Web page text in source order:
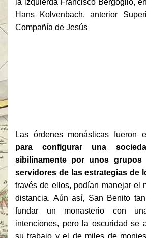
la izquierda Francisco Bérgoglio,
Hans Kolvenbach, anterior
Compañía de Jesús
Las órdenes monásticas fueron
para configurar una
sibilinamente por unos grupos
servidores de las estrategias de
través de ellos, podían manejar el
distancia. Aún así, San Benito
fundar un monasterio con
intenciones, pero la oscuridad se
su trabajo y el de miles de